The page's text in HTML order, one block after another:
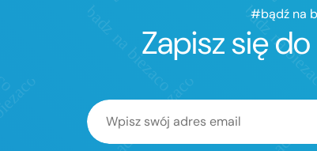
#bądź na
Zapisz się do